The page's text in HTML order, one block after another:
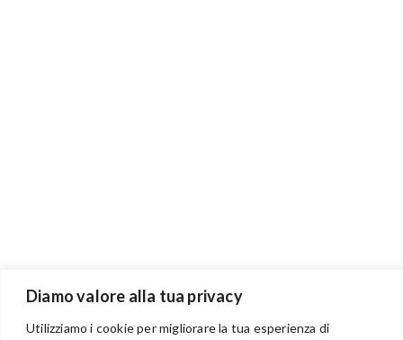
Diamo valore alla tua privacy
Utilizziamo i cookie per migliorare la tua esperienza di